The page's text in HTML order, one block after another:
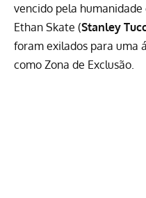
vencido pela
Ethan Skate (Stanley
foram exilados para uma
como Zona de Exclusão.